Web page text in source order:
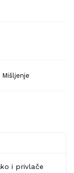
Mišljenje
i privlače